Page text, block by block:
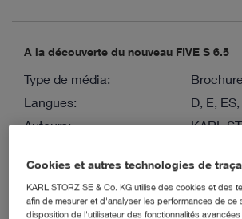
A la découverte du nouveau FIVE S 6.5
Type de média:
Langues:
D, E,
Auteurs:
KARL
Numéro:
Spécialités:
La prise
voies
Cookies et autres technologies de
KARL STORZ SE & Co. KG utilise des cookies et des
afin de mesurer et d'analyser les performances de ce
disposition de l'utilisateur des fonctionnalités